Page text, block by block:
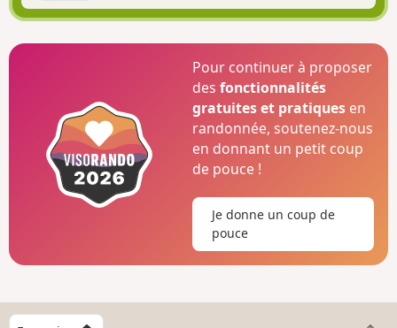
Pour continuer à proposer
desfonctionnalités
gratuites et pratiques en
randonnée, soutenez-nous
en donnant un petit coup
de pouce !
Je donne un coup de
pouce
C